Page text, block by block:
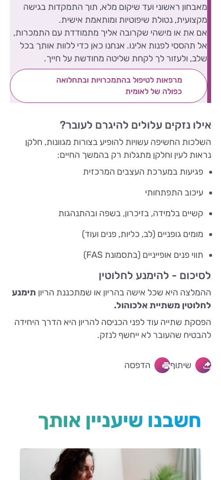
מאבחון ראשוני ועד שיקום מלא, תוך התמקדות בגישה
מקצועית, נטולת שיפוטיות ומותאמת אישית.
אם את או מישהי שקרובה אליך מתמודדת עם התמכרות,
אל תהססי לפנות אלינו. אנחנו כאן כדי ללוות אותך בכל
שלב, ולעזור לך לקחת שליטה מחודשת על חייך.
מרפאות לטיפול בהתמכרויות ובתחלואה
כפולה של לאומית
אילו נזקים עלולים להיגרם לעובר?
השלכות החשיפה עשויות להופיע בצורות מגוונות, חלקן
נראות לעין וחלקן מתגלות רק בהמשך החיים:
פגיעות במערכת העצבים המרכזית
עיכוב התפתחותי
קשיים בלמידה, בזיכרון, בשפה ובהתנהגות
מומים גופניים (לב, כליות, פנים ועוד)
תווי פנים אופייניים (בתסמונת FAS)
לסיכום - להימנע לחלוטין
ההמלצה היא שכל אישה בהריון או שמתכננת הריון תימנע
לחלוטין משתיית אלכוהול.
הפסקת שתייה עוד לפני הכניסה להריון היא הדרך היחידה
להבטיח שהעובר לא ייחשף לנזק.
שיתוף הדפסה
חשבנו שיעניין אותך